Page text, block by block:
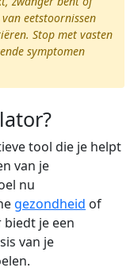
eetstoornissen
Stop met vasten
symptomen
tool die je helpt
van je
nu
gezondheid of
je een
van je